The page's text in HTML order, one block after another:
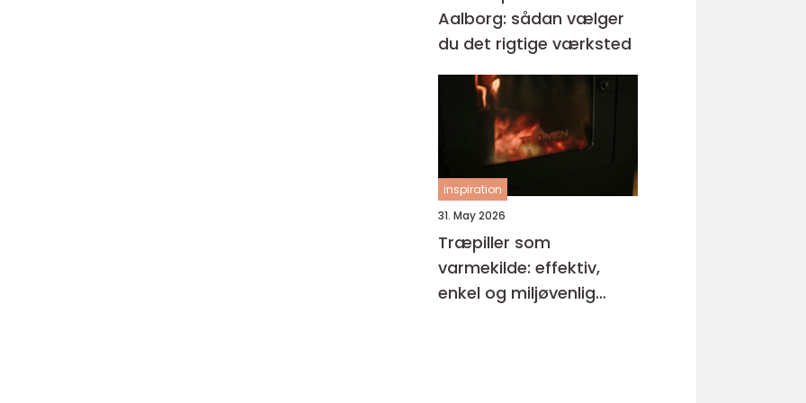
Aalborg: sådan vælger
du det rigtige værksted
inspiration
31. May 2026
Træpiller som
varmekilde: effektiv,
enkel og miljøvenlig